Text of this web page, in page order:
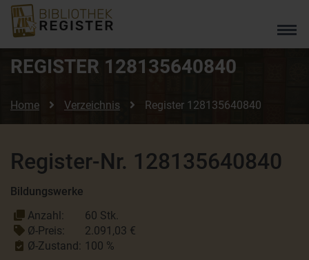
REGISTER 128135640840
Home Verzeichnis Register 128135640840
Register-Nr. 128135640840
Bildungswerke
Anzahl:
60 Stk.
Ø-Preis:
2.091,03 €
Ø-Zustand: 100 %